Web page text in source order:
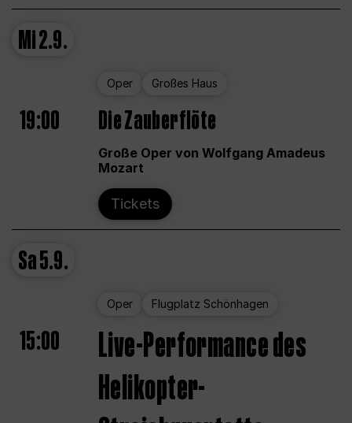
Mi2.9.
Oper Großes Haus
19:00 Die Zauberflöte
Große Oper von Wolfgang Amadeus
Mozart
Tickets
Sa5.9.
Oper Flugplatz Schönhagen
15:00
Live-Performance des
Helikopter-